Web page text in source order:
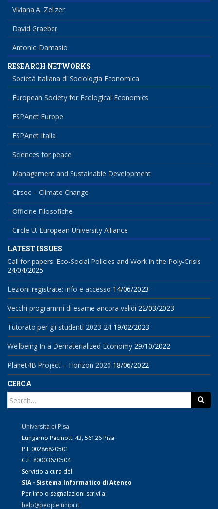
Viviana A. Zelizer
David Graeber
Antonio Damasio
RESEARCH NETWORKS
Società Italiana di Sociologia Economica
European Society for Ecological Economics
ESPAnet Europe
ESPAnet Italia
Sciences for peace
Management and Sustainable Development
Cirsec – Climate Change
Officine Filosofiche
Circle U. European University Alliance
LATEST ISSUES
Call for papers: Eco-Social Policies and Work in the Poly-Crisis
24/04/2025
Lezioni registrate: info e accesso 14/06/2023
Vecchi programmi di esame ancora validi 22/03/2023
Tutorato per gli studenti 2023-24 19/02/2023
Wellbeing In a Dematerialized Economy 29/10/2022
Planet4B Project – Horizon 2020 18/06/2022
CERCA
Search
for:
Università di Pisa
Lungarno Pacinotti 43, 56126 Pisa
P.I. 00286820501
C.F. 80003670504
Servizio a cura del:
SIA - Sistema Informatico di Ateneo
Per info o segnalazioni scrivi a:
help@people.unipi.it